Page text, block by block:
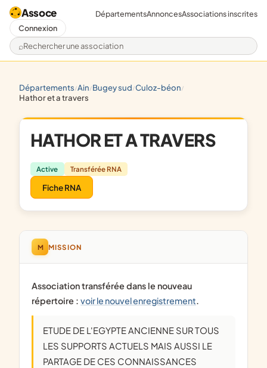
Assoce
Rechercher une association
DépartementsAnnoncesAssociations inscrites
Connexion
départements/ ain/ bugey sud/ culoz-béon/
hathor et a travers
HATHOR ET A TRAVERS
Active Transférée RNA
Fiche RNA
M MISSION
Association transférée dans le nouveau
répertoire : voir le nouvel enregistrement.
ETUDE DE L'EGYPTE ANCIENNE SUR TOUS
LES SUPPORTS ACTUELS MAIS AUSSI LE
PARTAGE DE CES CONNAISSANCES